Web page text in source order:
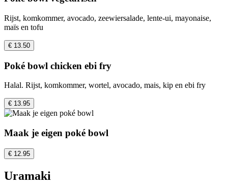
Rijst, komkommer, avocado, zeewiersalade, lente-ui, mayonaise,
maïs en tofu
€ 13.50
Poké bowl chicken ebi fry
Halal. Rijst, komkommer, wortel, avocado, mais, kip en ebi fry
€ 13.95
Maak je eigen poké bowl
€ 12.95
Uramaki